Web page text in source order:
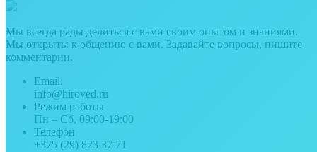
Мы всегда рады делиться с вами своим опытом и знаниями.
Мы открыты к общению с вами. Задавайте вопросы, пишите
комментарии.
Email:
info@hiroved.ru
Режим работы
Пн – Сб, 09:00-19:00
Телефон
+375 (29) 823 37 71